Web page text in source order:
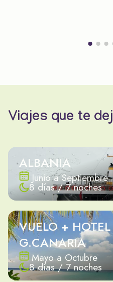
Viajes que te
ALBANIA
Junio a Septiembre
8 días / 7 noches
VUELO + HOTEL
G.CANARIA
Mayo a Octubre
8 días / 7 noches